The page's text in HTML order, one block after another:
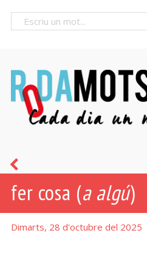
fer cosa (a algú)
Dimarts, 28 d'octubre del 2025
poca
cosa